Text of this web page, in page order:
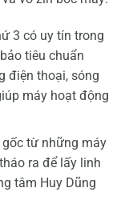
3 có uy tín trong
tiêu chuẩn
điện thoại, sóng
máy hoạt động
từ những máy
ra để lấy linh
tâm Huy Dũng